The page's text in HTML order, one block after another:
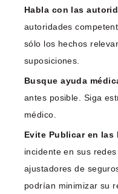
Habla con las
autoridades
sólo los hechos
suposiciones.
Busque ayuda
antes posible. Siga
médico.
Evite Publicar en las
incidente en sus
ajustadores de
podrían minimizar su